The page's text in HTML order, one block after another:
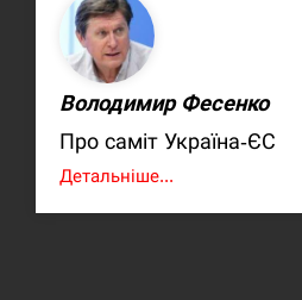
Володимир Фесенко
Про саміт Україна-ЄС
Детальніше...